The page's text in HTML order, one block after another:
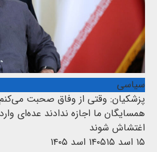
سیاسی
پزشکیان: وقتی از وفاق صحبت
همسایگان ما اجازه ندادند عده‌ای
اغتشاش شوند
۱۵ اسد ۱۴۰۵
۱۵ اسد ۱۴۰۵